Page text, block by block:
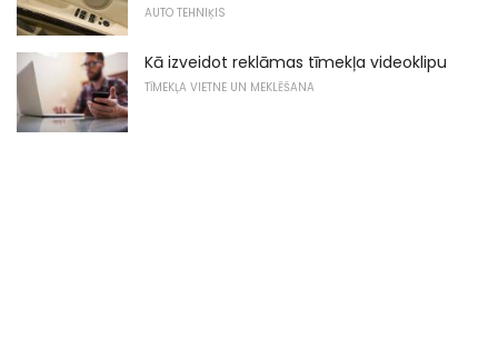
AUTO TEHNIĶIS
Kā izveidot reklāmas tīmekļa videoklipu
TĪMEKĻA VIETNE UN MEKLĒŠANA